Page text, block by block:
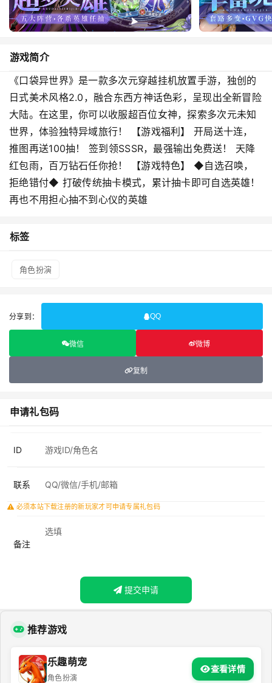
游戏简介
《口袋异世界》是一款多次元穿越挂机放置手游，独创的
日式美术风格2.0，融合东西方神话色彩，呈现出全新冒险
大陆。在这里，你可以收服超百位女神，探索多次元未知
世界，体验独特异域旅行！ 【游戏福利】 开局送十连，
推图再送100抽！ 签到领SSSR，最强输出免费送！ 天降
红包雨，百万钻石任你抢！ 【游戏特色】 ◆自选召唤，
拒绝错付◆ 打破传统抽卡模式，累计抽卡即可自选英雄！
再也不用担心抽不到心仪的英雄
标签
角色扮演
分享到： QQ
微信 微博
复制
申请礼包码
ID
联系
必须本站下载注册的新玩家才可申请专属礼包码
备注
提交申请
推荐游戏
乐趣萌宠
角色扮演
查看详情